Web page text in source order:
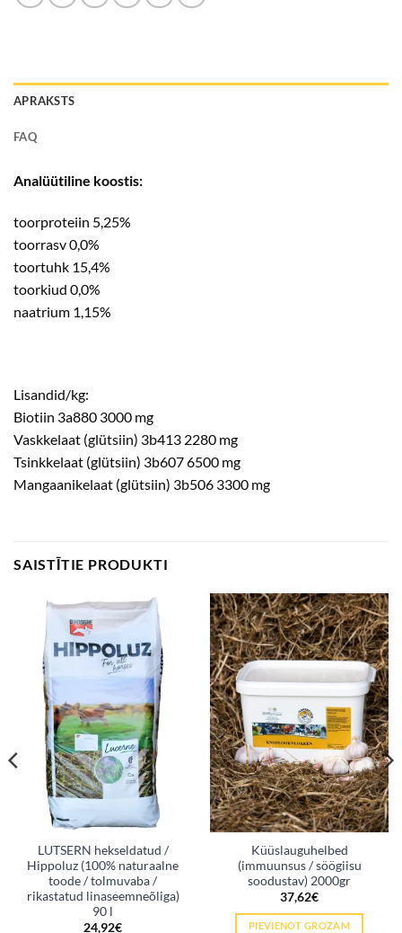
APRAKSTS
FAQ
Analüütiline koostis:
toorproteiin 5,25%
toorrasv 0,0%
toortuhk 15,4%
toorkiud 0,0%
naatrium 1,15%
Lisandid/kg:
Biotiin 3a880 3000 mg
Vaskkelaat (glütsiin) 3b413 2280 mg
Tsinkkelaat (glütsiin) 3b607 6500 mg
Mangaanikelaat (glütsiin) 3b506 3300 mg
SAISTĪTIE PRODUKTI
LUTSERN hekseldatud /
Hippoluz (100% naturaalne
toode / tolmuvaba /
rikastatud linaseemneõliga)
90 l
24,92€
Küüslauguhelbed
(immuunsus / söögiisu
soodustav) 2000gr
37,62€
PIEVIENOT GROZAM